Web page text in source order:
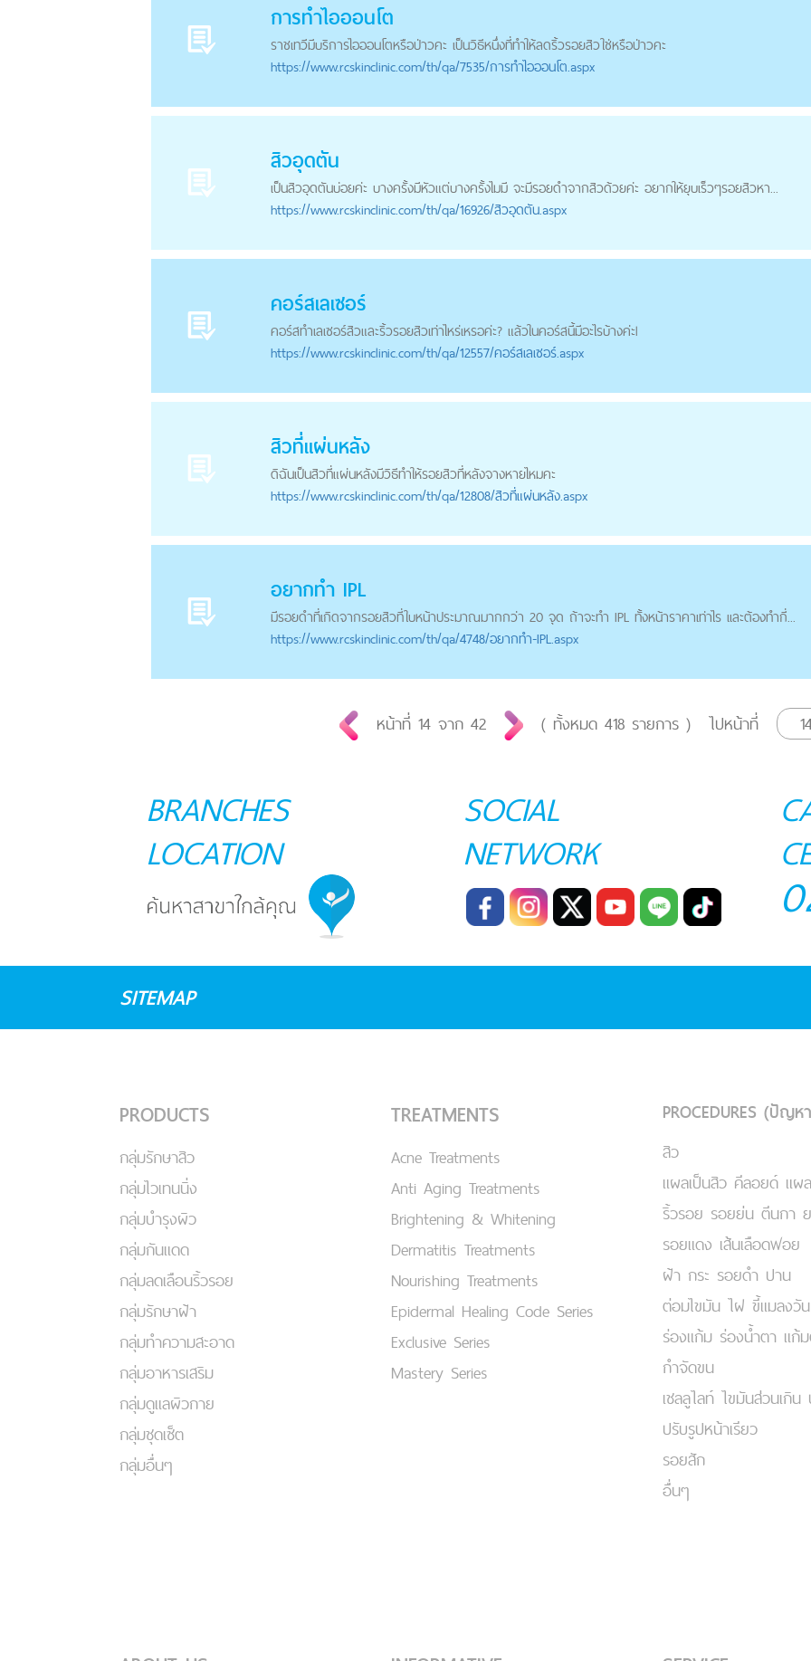
การทำไอออนโต
ราชเทวีมีบริการไอออนโตหรือป่าวคะ เป็นวิธีหนึ่งที่ทำให้ลดริ้วรอยสิวใช่หรือป่าวคะ
https://www.rcskinclinic.com/th/qa/7535/การทำไอออนโต.aspx
สิวอุดตัน
เป็นสิวอุดตันบ่อยค่ะ บางครั้งมีหัวแต่บางครั้งไมมี จะมีรอยดำจากสิวด้วยค่ะ อยากให้ยุบเร็วๆรอยสิวหา...
https://www.rcskinclinic.com/th/qa/16926/สิวอุดตัน.aspx
คอร์สเลเซอร์
คอร์สทำเลเซอร์สิวและริ้วรอยสิวเท่าไหร่เหรอค่ะ? แล้วในคอร์สนี้มีอะไรบ้างค่ะl
https://www.rcskinclinic.com/th/qa/12557/คอร์สเลเซอร์.aspx
สิวที่แผ่นหลัง
ดิฉันเป็นสิวที่แผ่นหลังมีวิธีทำให้รอยสิวที่หลังจางหายไหมคะ
https://www.rcskinclinic.com/th/qa/12808/สิวที่แผ่นหลัง.aspx
อยากทำ IPL
มีรอยดำที่เกิดจากรอยสิวที่ใบหน้าประมาณมากกว่า 20 จุด ถ้าจะทำ IPL ทั้งหน้าราคาเท่าไร เเละต้องทำกี่...
https://www.rcskinclinic.com/th/qa/4748/อยากทำ-IPL.aspx
หน้าที่ 14 จาก 42 ( ทั้งหมด 418 รายการ ) ไปหน้าที่
BRANCHES
LOCATION
SOCIAL
NETWORK
SITEMAP
PRODUCTS
กลุ่มรักษาสิว
กลุ่มไวเทนนิ่ง
กลุ่มบำรุงผิว
กลุ่มกันแดด
กลุ่มลดเลือนริ้วรอย
กลุ่มรักษาฝ้า
กลุ่มทำความสะอาด
กลุ่มอาหารเสริม
กลุ่มดูแลผิวกาย
กลุ่มชุดเซ็ต
กลุ่มอื่นๆ
TREATMENTS
Acne Treatments
Anti Aging Treatments
Brightening & Whitening
Dermatitis Treatments
Nourishing Treatments
Epidermal Healing Code Series
Exclusive Series
Mastery Series
PROCEDURES (ปัญห
สิว
แผลเป็นสิว คีลอยด์ แผ
ริ้วรอย รอยย่น ตีนกา
รอยแดง เส้นเลือดฟอย
ฝ้า กระ รอยดำ ปาน
ต่อมไขมัน ไฝ ขี้แมลงวั
ร่องแก้ม ร่องน้ำตา แก้
กำจัดขน
เชลลูไลท์ ไขมันส่วนเกิน
ปรับรูปหน้าเรียว
รอยสัก
อื่นๆ